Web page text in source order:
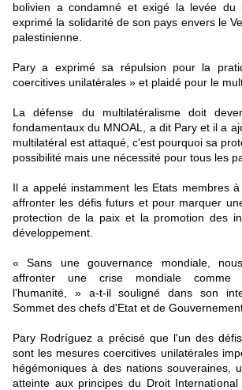
bolivien a condamné et exigé la levée du
exprimé la solidarité de son pays envers le
palestinienne.
Pary a exprimé sa répulsion pour la
coercitives unilatérales » et plaidé pour le
La défense du multilatéralisme doit
fondamentaux du MNOAL, a dit Pary et il a
multilatéral est attaqué, c'est pourquoi sa
possibilité mais une nécessité pour tous les
Il a appelé instamment les Etats membres
affronter les défis futurs et pour marquer
protection de la paix et la promotion des
développement.
« Sans une gouvernance mondiale,
affronter une crise mondiale
l'humanité, » a-t-il souligné dans son
Sommet des chefs d'Etat et de Gouvernement
Pary Rodríguez a précisé que l'un des
sont les mesures coercitives unilatérales
hégémoniques à des nations souveraines,
atteinte aux principes du Droit